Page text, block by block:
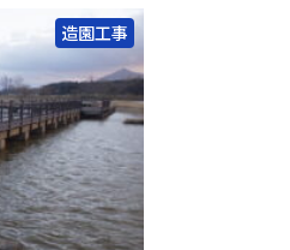
造園工事